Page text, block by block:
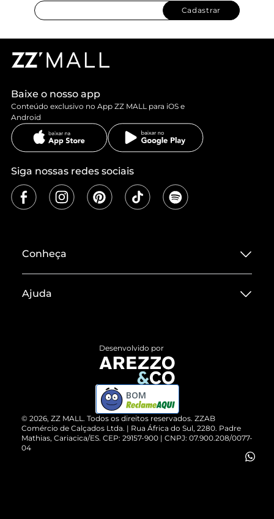
Cadastrar
Baixe o nosso app
Conteúdo exclusivo no App ZZ MALL para iOS e
Android
Siga nossas redes sociais
Conheça
Termos de Uso
ZZ MALL é confiável
Cartão Presente
Vendas Corporativas
Ajuda
Devolução do Produto
Compre pelo WhatsApp
© 2026, ZZ MALL. Todos os direitos reservados. ZZAB
Comércio de Calçados Ltda. | Rua África do Sul, 2280. Padre
Mathias, Cariacica/ES. CEP: 29157-900 | CNPJ: 07.900.208/0077-
04
Desenvolvido por
BOM